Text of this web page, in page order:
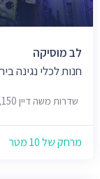
לב מוסיקה
חנות לכלי נגינה
שדרות משה דיין 150, ירושלים
מרחק של 10 מטר